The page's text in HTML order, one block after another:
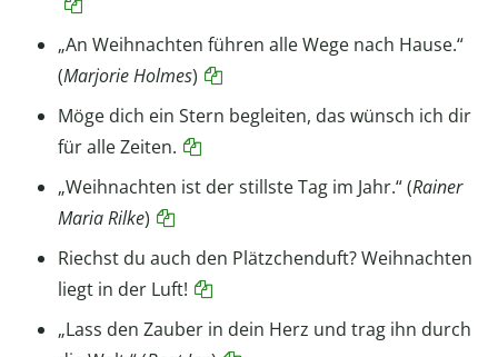
„An Weihnachten führen alle Wege nach Hause.“
(Marjorie Holmes)
Möge dich ein Stern begleiten, das wünsch ich dir
für alle Zeiten.
„Weihnachten ist der stillste Tag im Jahr.“ (Rainer
Maria Rilke)
Riechst du auch den Plätzchenduft? Weihnachten
liegt in der Luft!
„Lass den Zauber in dein Herz und trag ihn durch